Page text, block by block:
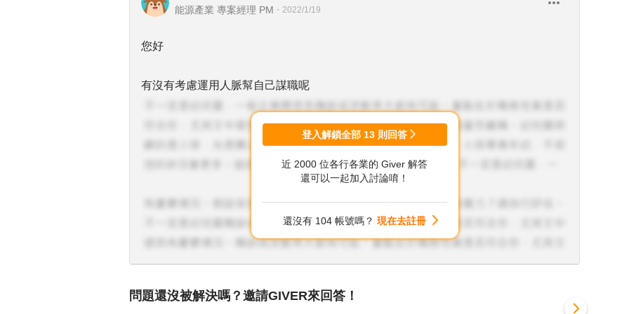
能源產業 專案經理 PM ・ 2022/1/19
您好
有沒有考慮運用人脈幫自己謀職呢
登入解鎖全部 13 則回答
近 2000 位各行各業的 Giver 解答
還可以一起加入討論唷！
還沒有 104 帳號嗎？ 現在去註冊
問題還沒被解決嗎？邀請GIVER來回答！